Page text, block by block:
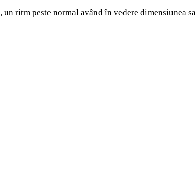
, un ritm peste normal având în vedere dimensiunea sa